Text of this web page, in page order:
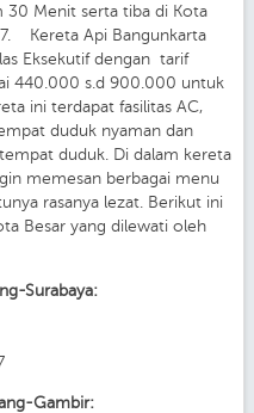
30 Menit serta tiba di Kota
Kereta Api Bangunkarta
Eksekutif dengan tarif
440.000 s.d 900.000 untuk
ini terdapat fasilitas AC,
duduk nyaman dan
duduk. Di dalam kereta
memesan berbagai menu
rasanya lezat. Berikut ini
Besar yang dilewati oleh
Surabaya:
Gambir: